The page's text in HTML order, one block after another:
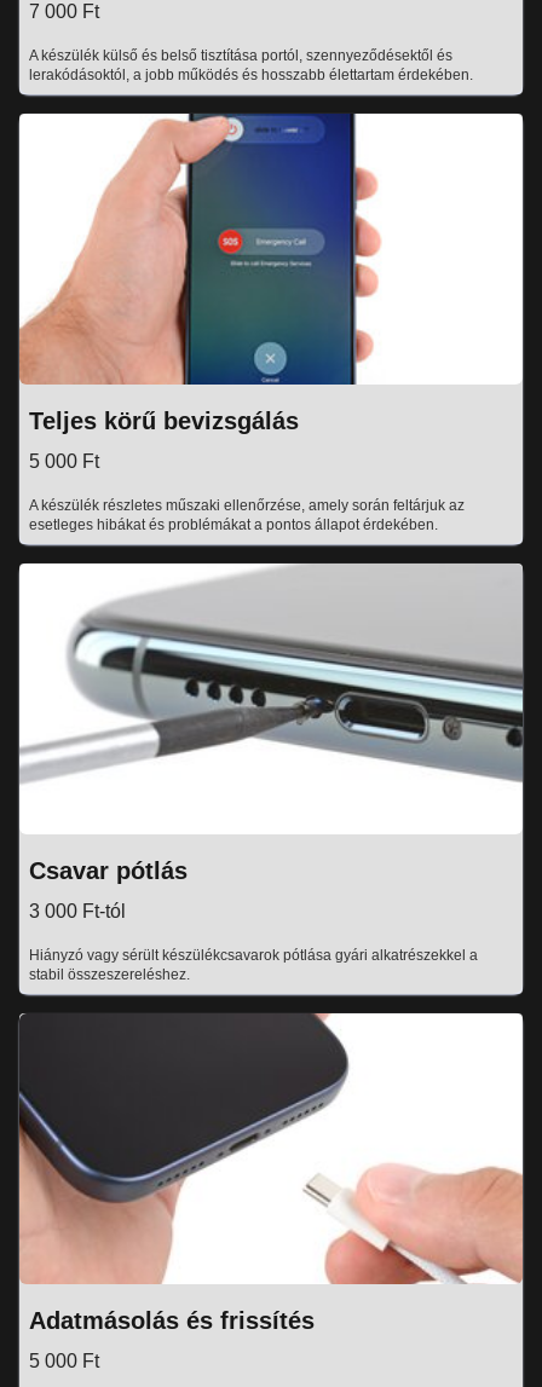
7 000 Ft
A készülék külső és belső tisztítása portól, szennyeződésektől és
lerakódásoktól, a jobb működés és hosszabb élettartam érdekében.
Teljes körű bevizsgálás
5 000 Ft
A készülék részletes műszaki ellenőrzése, amely során feltárjuk az
esetleges hibákat és problémákat a pontos állapot érdekében.
Csavar pótlás
3 000 Ft-tól
Hiányzó vagy sérült készülékcsavarok pótlása gyári alkatrészekkel a
stabil összeszereléshez.
Adatmásolás és frissítés
5 000 Ft